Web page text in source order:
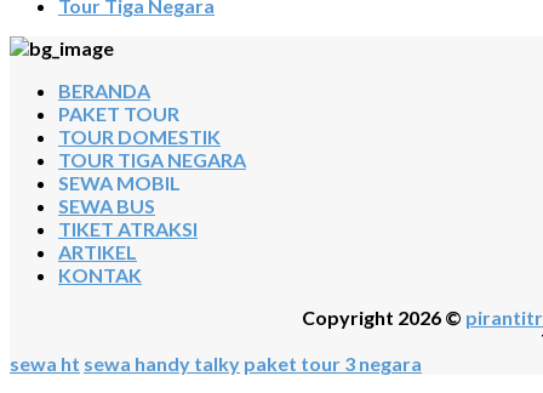
Tour Tiga Negara
BERANDA
PAKET TOUR
TOUR DOMESTIK
TOUR TIGA NEGARA
SEWA MOBIL
SEWA BUS
TIKET ATRAKSI
ARTIKEL
KONTAK
Copyright 2026 ©
sewa ht sewa handy talky paket tour 3 negara